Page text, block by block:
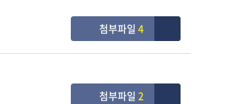
첨부파일4
첨부파일2